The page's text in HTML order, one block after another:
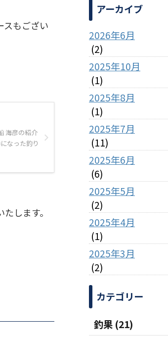
スもござい
海彦の紹介
なった釣り
します。
アーカイブ
2026年6月
(2)
2025年10月
(1)
2025年8月
(1)
2025年7月
(11)
2025年6月
(6)
2025年5月
(2)
2025年4月
(1)
2025年3月
(2)
カテゴリー
釣果 (21)